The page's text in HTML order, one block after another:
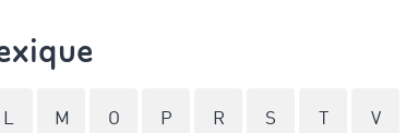
L M O P R S V